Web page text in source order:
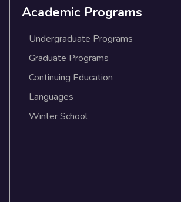
Academic Programs
Undergraduate Programs
Graduate Programs
Continuing Education
Languages
Winter School